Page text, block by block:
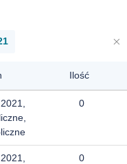
Ilość
0
0